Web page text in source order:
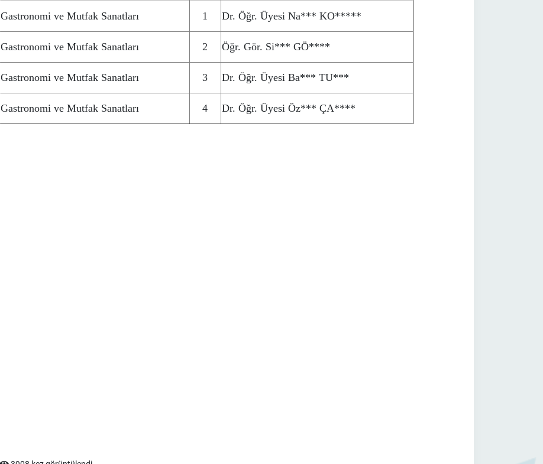
Gastronomi ve Mutfak Sanatları 1 Dr. Öğr. Üyesi Na*** KO*****
Gastronomi ve Mutfak Sanatları 2 Öğr. Gör. Si*** GÖ****
Gastronomi ve Mutfak Sanatları 3 Dr. Öğr. Üyesi Ba*** TU***
Gastronomi ve Mutfak Sanatları 4 Dr. Öğr. Üyesi Öz*** ÇA****